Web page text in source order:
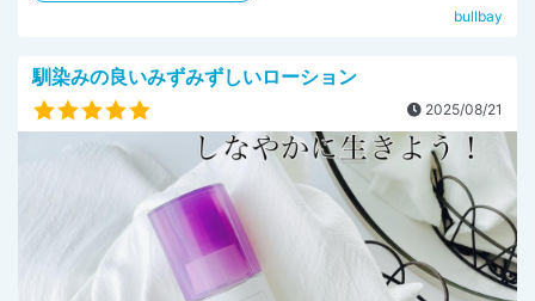
bullbay
馴染みの良いみずみずしいローション
2025/08/21